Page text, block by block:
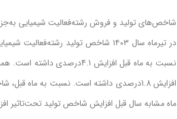
شاخص‌‌‌های‌‌‌ تولید و فروش رشته‌‌‌فعالیت‌‌‌ شیمیایی‌‌‌ به‌‌‌جز
افزایش‌‌‌ 1.8درصدی‌‌‌ داشته‌‌‌ است‌‌‌. نسبت‌‌‌ به‌‌‌ ماه
ماه مشابه‌‌‌ سال قبل‌‌‌ افزایش‌‌‌ شاخص‌‌‌ تولید تحت‌‌‌تاثیر